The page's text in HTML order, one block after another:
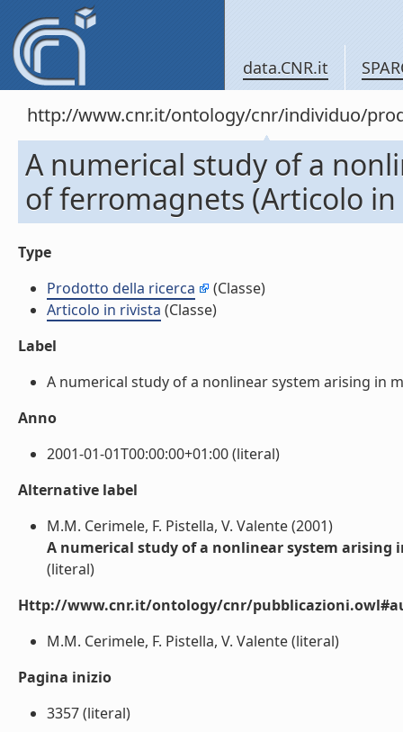
data.CNR.it
http://www.cnr.it/ontology/cnr/individuo/
A numerical study of a
of ferromagnets (Articolo
Type
Prodotto della ricerca
(Classe)
Articolo in rivista (Classe)
Label
A numerical study of a nonlinear system arising in
Anno
2001-01-01T00:00:00+01:00 (literal)
Alternative label
M.M. Cerimele, F. Pistella, V. Valente (2001)
A numerical study of a nonlinear system arising
(literal)
Http://www.cnr.it/ontology/cnr/
M.M. Cerimele, F. Pistella, V. Valente (literal)
Pagina inizio
3357 (literal)